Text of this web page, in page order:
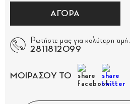
ΑΓΟΡΑ
Ρωτήστε μας για καλύτερη τιμή.
2811812099
ΜΟΙΡΑΣΟΥ ΤΟ